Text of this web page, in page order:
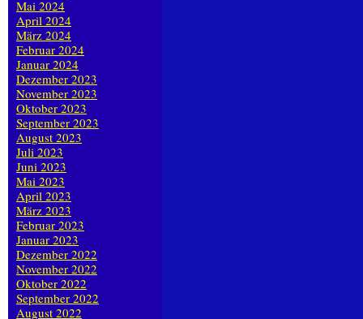
Mai 2024
April 2024
März 2024
Februar 2024
Januar 2024
Dezember 2023
November 2023
Oktober 2023
September 2023
August 2023
Juli 2023
Juni 2023
Mai 2023
April 2023
März 2023
Februar 2023
Januar 2023
Dezember 2022
November 2022
Oktober 2022
September 2022
August 2022